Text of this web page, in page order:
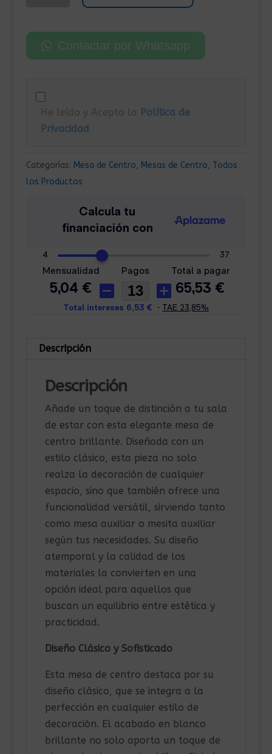
80x80x36,5
cantidad
Contactar por Whatsapp
He leído y Acepto la Política de
Privacidad
Categorías: Mesa de Centro, Mesas de Centro, Todos
los Productos
Descripción
Descripción
Añade un toque de distinción a tu sala
de estar con esta elegante mesa de
centro brillante. Diseñada con un
estilo clásico, esta pieza no solo
realza la decoración de cualquier
espacio, sino que también ofrece una
funcionalidad versátil, sirviendo tanto
como mesa auxiliar o mesita auxiliar
según tus necesidades. Su diseño
atemporal y la calidad de los
materiales la convierten en una
opción ideal para aquellos que
buscan un equilibrio entre estética y
practicidad.
Diseño Clásico y Sofisticado
Esta mesa de centro destaca por su
diseño clásico, que se integra a la
perfección en cualquier estilo de
decoración. El acabado en blanco
brillante no solo aporta un toque de